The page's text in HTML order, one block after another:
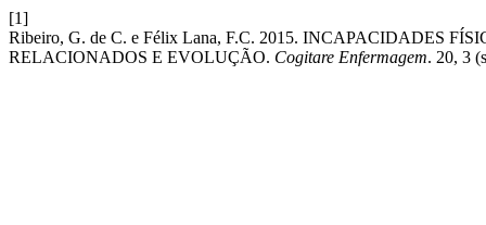
[1]
Ribeiro, G. de C. e Félix Lana, F.C. 2015. INCAPACIDADES
RELACIONADOS E EVOLUÇÃO. Cogitare Enfermagem. 20, 3